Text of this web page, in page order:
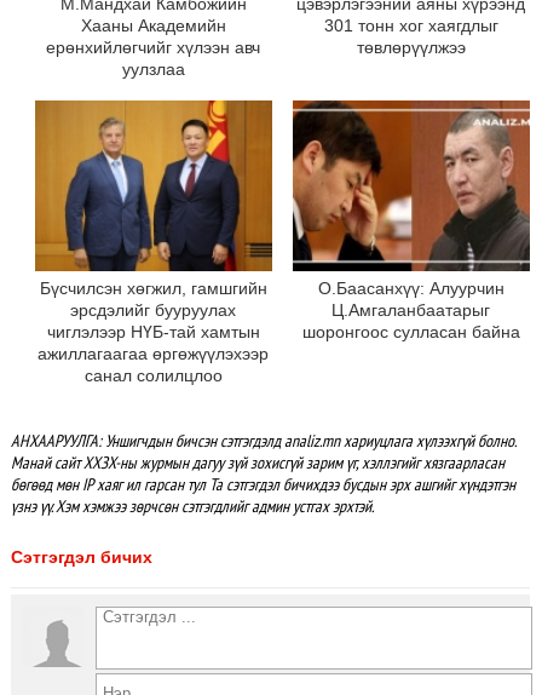
Хааны Академийн
ерөнхийлөгчийг хүлээн авч
уулзлаа
301 тонн хог хаягдлыг
төвлөрүүлжээ
Бүсчилсэн хөгжил, гамшгийн
эрсдэлийг бууруулах
чиглэлээр НҮБ-тай хамтын
ажиллагаагаа өргөжүүлэхээр
санал солилцлоо
О.Баасанхүү: Алуурчин
Ц.Амгаланбаатарыг
шоронгоос сулласан байна
АНХААРУУЛГА: Уншигчдын бичсэн сэтгэгдэлд analiz.mn хариуцлага хүлээхгүй болно.
Манай сайт ХХЗХ-ны журмын дагуу зүй зохисгүй зарим үг, хэллэгийг хязгаарласан
бөгөөд мөн IP хаяг ил гарсан тул Та сэтгэгдэл бичихдээ бусдын эрх ашгийг хүндэтгэн
үзнэ үү. Хэм хэмжээ зөрчсөн сэтгэгдлийг админ устгах эрхтэй.
Сэтгэгдэл бичих